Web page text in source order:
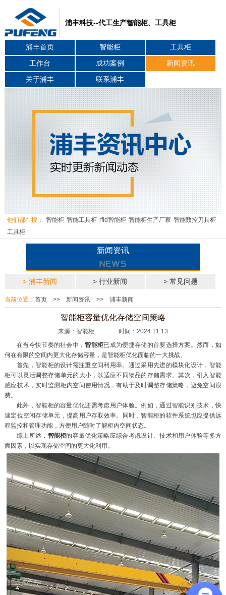
浦丰科技--代工生产智能柜、工具柜
浦丰首页 智能柜 工具柜
工作台 成功案例 新闻资讯
关于浦丰 联系浦丰
他们都在搜： 智能柜 智能工具柜 rfid智能柜 智能柜生产厂家 智能数控刀具柜
工具柜
新闻资讯
> 浦丰新闻 > 行业新闻 > 常见问题
当前位置： 首页>> 新闻资讯>> 浦丰新闻
智能柜容量优化存储空间策略
来源：智能柜 时间：2024.11.13
在当今快节奏的社会中，智能柜已成为便捷存储的首要选择方案。然而，如
何在有限的空间内更大化存储容量，是智能柜优化面临的一大挑战。
首先，智能柜的设计需注重空间利用率。通过采用先进的模块化设计，智能
柜可以灵活调整存储单元的大小，以适应不同物品的存储需求。其次，引入智能
感应技术，实时监测柜内空间使用情况，有助于及时调整存储策略，避免空间浪
费。
此外，智能柜的容量优化还需考虑用户体验。例如，通过智能识别技术，快
速定位空闲存储单元，提高用户存取效率。同时，智能柜的软件系统也应提供远
程监控和管理功能，方便用户随时了解柜内空间状态。
综上所述， 智能柜的容量优化策略应综合考虑设计、技术和用户体验等多方
面因素，以实现存储空间的更大化利用。